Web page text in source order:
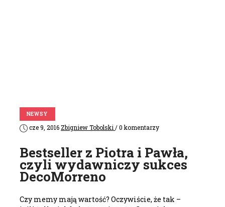
NEWSY
cze 9, 2016 Zbigniew Tobolski/ 0 komentarzy
Bestseller z Piotra i Pawła,
czyli wydawniczy sukces
DecoMorreno
Czy memy mają wartość? Oczywiście, że tak –